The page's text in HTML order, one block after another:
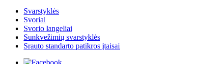
Svarstyklės
Svoriai
Svorio langeliai
Sunkvežimių svarstyklės
Srauto standarto patikros įtaisai